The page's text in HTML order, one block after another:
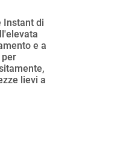
Instant di
e a
per
lievi a